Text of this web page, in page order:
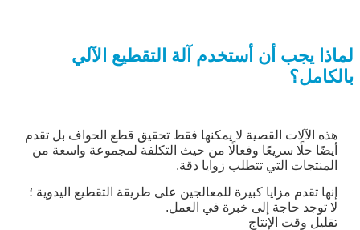
لماذا يجب أن أستخدم آلة التقطيع الآلي
بالكامل؟
هذه الآلات القصية لا يمكنها فقط تحقيق قطع الحواف بل تقدم
أيضًا حلًا سريعًا وفعالًا من حيث التكلفة لمجموعة واسعة من
المنتجات التي تتطلب زوايا دقة.
إنها تقدم مزايا كبيرة للمعالجين على طريقة التقطيع اليدوية ؛
لا توجد حاجة إلى خبرة في العمل.
تقليل وقت الإنتاج